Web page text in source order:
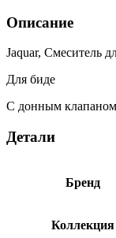
Черный
хром
BCH-
35213BPM
Описание
Jaquar, Смеситель
Для биде
С донным клапаном
Детали
Бренд
Коллекция